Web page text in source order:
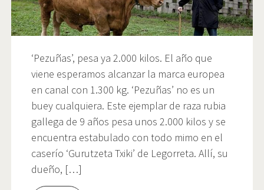
‘Pezuñas’, pesa ya 2.000 kilos. El año que
viene esperamos alcanzar la marca europea
en canal con 1.300 kg. ‘Pezuñas’ no es un
buey cualquiera. Este ejemplar de raza rubia
gallega de 9 años pesa unos 2.000 kilos y se
encuentra estabulado con todo mimo en el
caserío ‘Gurutzeta Txiki’ de Legorreta. Allí, su
dueño, […]